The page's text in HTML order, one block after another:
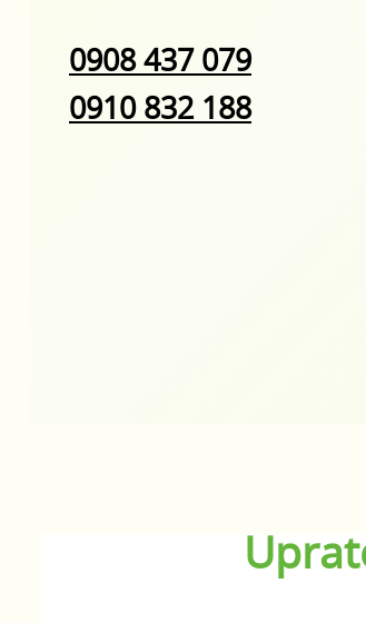
0908 437 079
0910 832 188